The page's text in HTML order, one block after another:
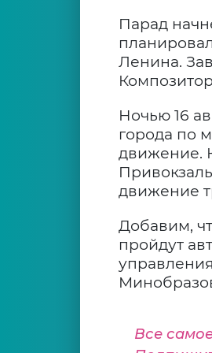
Парад
Ленина.
Ночью 16
города по
движение.
движение
Добавим,
пройдут
Все